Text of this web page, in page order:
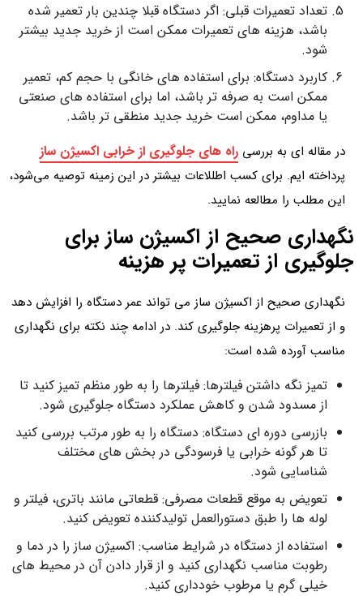
تعداد تعمیرات قبلی: اگر دستگاه قبلا چندین بار تعمیر شده
باشد، هزینه های تعمیرات ممکن است از خرید جدید بیشتر
شود.
کاربرد دستگاه: برای استفاده های خانگی با حجم کم، تعمیر
ممکن است به صرفه تر باشد، اما برای استفاده های صنعتی
یا مداوم، ممکن است خرید جدید منطقی تر باشد.
در مقاله ای به بررسی راه های جلوگیری از خرابی اکسیژن ساز
پرداخته ایم. برای کسب اطللاعات بیشتر در این زمینه توصیه می‌شود،
این مطلب را مطالعه نمایید.
نگهداری صحیح از اکسیژن ساز برای
جلوگیری از تعمیرات پر هزینه
نگهداری صحیح از اکسیژن ساز می تواند عمر دستگاه را افزایش دهد
و از تعمیرات پرهزینه جلوگیری کند. در ادامه چند نکته برای نگهداری
مناسب آورده شده است:
تمیز نگه داشتن فیلترها: فیلترها را به طور منظم تمیز کنید تا
از مسدود شدن و کاهش عملکرد دستگاه جلوگیری شود.
بازرسی دوره ای دستگاه: دستگاه را به طور مرتب بررسی کنید
تا هر گونه خرابی یا فرسودگی در بخش های مختلف
شناسایی شود.
تعویض به موقع قطعات مصرفی: قطعاتی مانند باتری، فیلتر و
لوله ها را طبق دستورالعمل تولیدکننده تعویض کنید.
استفاده از دستگاه در شرایط مناسب: اکسیژن ساز را در دما و
رطوبت مناسب نگهداری کنید و از قرار دادن آن در محیط های
خیلی گرم یا مرطوب خودداری کنید.